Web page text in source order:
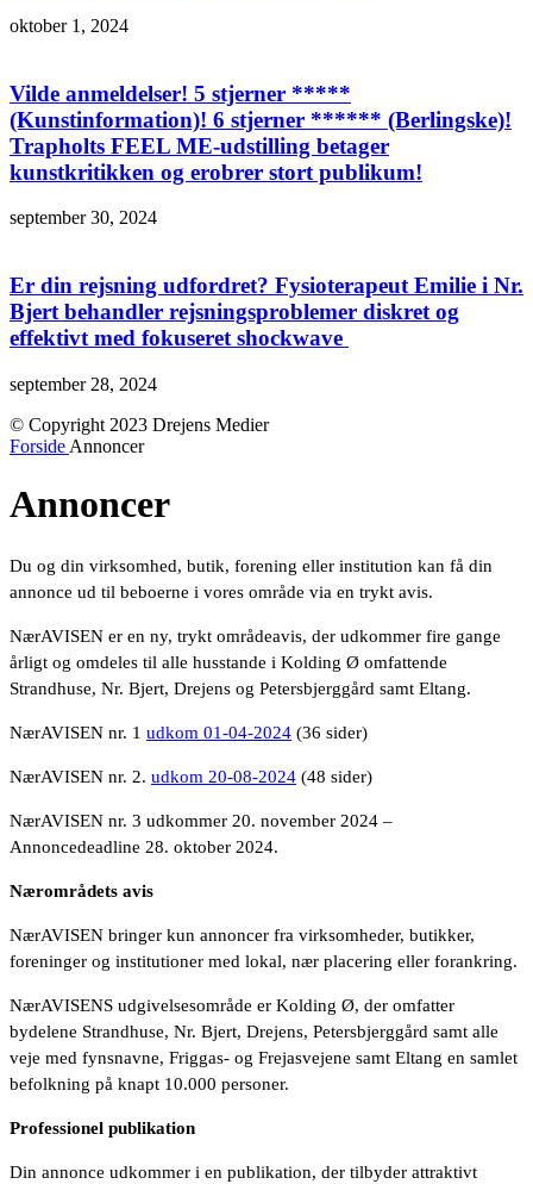
oktober 1, 2024
Vilde anmeldelser! 5 stjerner *****
(Kunstinformation)! 6 stjerner ****** (Berlingske)!
Trapholts FEEL ME-udstilling betager
kunstkritikken og erobrer stort publikum!
september 30, 2024
Er din rejsning udfordret? Fysioterapeut Emilie i Nr.
Bjert behandler rejsningsproblemer diskret og
effektivt med fokuseret shockwave
september 28, 2024
© Copyright 2023 Drejens Medier
Forside Annoncer
Annoncer
Du og din virksomhed, butik, forening eller institution kan få din
annonce ud til beboerne i vores område via en trykt avis.
NærAVISEN er en ny, trykt områdeavis, der udkommer fire gange
årligt og omdeles til alle husstande i Kolding Ø omfattende
Strandhuse, Nr. Bjert, Drejens og Petersbjerggård samt Eltang.
NærAVISEN nr. 1 udkom 01-04-2024 (36 sider)
NærAVISEN nr. 2. udkom 20-08-2024 (48 sider)
NærAVISEN nr. 3 udkommer 20. november 2024 –
Annoncedeadline 28. oktober 2024.
Nærområdets avis
NærAVISEN bringer kun annoncer fra virksomheder, butikker,
foreninger og institutioner med lokal, nær placering eller forankring.
NærAVISENS udgivelsesområde er Kolding Ø, der omfatter
bydelene Strandhuse, Nr. Bjert, Drejens, Petersbjerggård samt alle
veje med fynsnavne, Friggas- og Frejasvejene samt Eltang en samlet
befolkning på knapt 10.000 personer.
Professionel publikation
Din annonce udkommer i en publikation, der tilbyder attraktivt